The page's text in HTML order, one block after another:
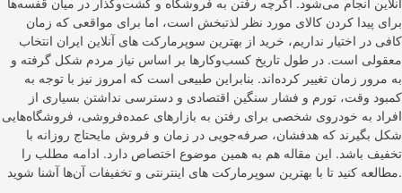
برای پیدا کردن کالای مورد نظر لذتبخش است، اما برای مواقعی که زمان
کافی در اختیار نداریم، خرید از بهترین سوپرمارکت های آنلاین ایران انتخاب
معقولی است. در طول تاریخ کسب‌وکارها بر اساس نیاز مردم شکل گرفته و
به مرور زمان تغییر کرده‌اند. بنابراین طبیعی است که امروز نیز با توجه به
کمبود وقت، تورم و فشار سنگین اقتصادی و دسترسی نداشتن بسیاری از
افراد به خودروی شخصی برای رفتن به بازارهای عمده‌فروشی، فروشگاه‌هایی
شکل بگیرند که هدفشان، صرفه‌جویی در زمان و فروش مایحتاج روزانه با
تخفیف باشد. این مقاله هم به همین موضوع اختصاص دارد. ادامه مطلب را
مطالعه کنید تا با بهترین سوپرمارکت های اینترنتی و تخفیفات آن‌ها آشنا شوید.